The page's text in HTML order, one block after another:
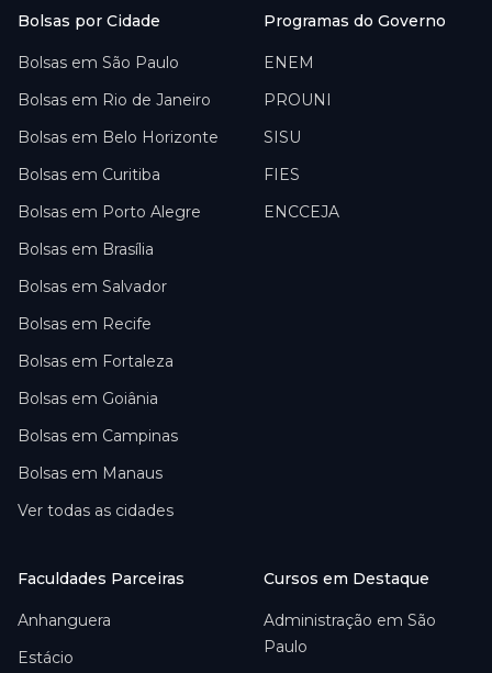
Bolsas por Cidade
Bolsas em São Paulo
Bolsas em Rio de Janeiro
Bolsas em Belo Horizonte
Bolsas em Curitiba
Bolsas em Porto Alegre
Bolsas em Brasília
Bolsas em Salvador
Bolsas em Recife
Bolsas em Fortaleza
Bolsas em Goiânia
Bolsas em Campinas
Bolsas em Manaus
Ver todas as cidades
Programas do Governo
ENEM
PROUNI
SISU
FIES
ENCCEJA
Faculdades Parceiras
Anhanguera
Estácio
Cursos em Destaque
Administração em São
Paulo